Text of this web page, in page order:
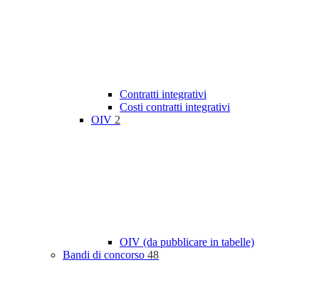
Contratti integrativi
Costi contratti integrativi
OIV 2
OIV (da pubblicare in tabelle)
Bandi di concorso 48